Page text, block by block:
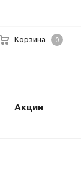
Корзина 0
Акции